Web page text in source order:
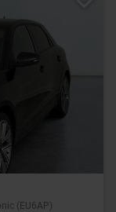
(EU6AP)